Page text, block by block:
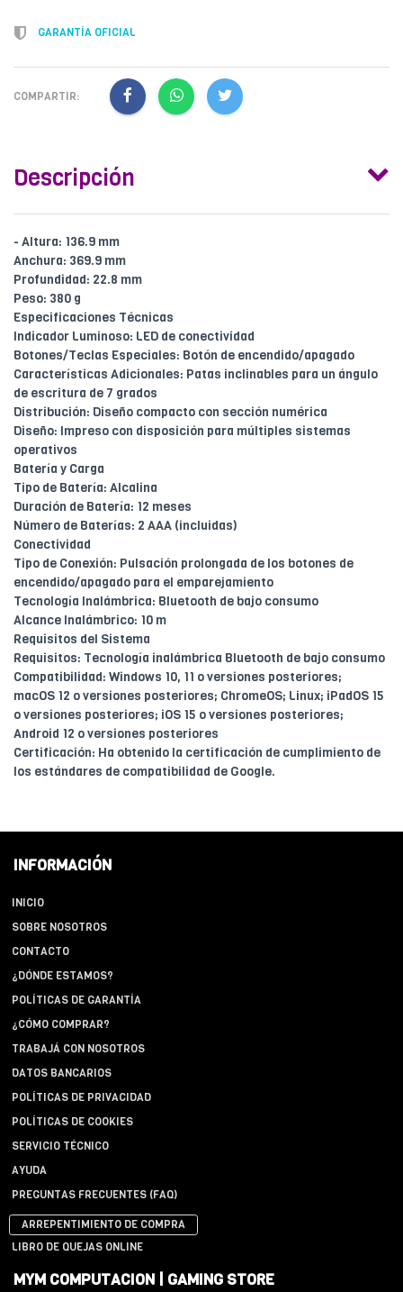
GARANTÍA OFICIAL
COMPARTIR:
Descripción
- Altura: 136.9 mm
Anchura: 369.9 mm
Profundidad: 22.8 mm
Peso: 380 g
Especificaciones Técnicas
Indicador Luminoso: LED de conectividad
Botones/Teclas Especiales: Botón de encendido/apagado
Características Adicionales: Patas inclinables para un ángulo
de escritura de 7 grados
Distribución: Diseño compacto con sección numérica
Diseño: Impreso con disposición para múltiples sistemas
operativos
Batería y Carga
Tipo de Batería: Alcalina
Duración de Batería: 12 meses
Número de Baterías: 2 AAA (incluidas)
Conectividad
Tipo de Conexión: Pulsación prolongada de los botones de
encendido/apagado para el emparejamiento
Tecnología Inalámbrica: Bluetooth de bajo consumo
Alcance Inalámbrico: 10 m
Requisitos del Sistema
Requisitos: Tecnología inalámbrica Bluetooth de bajo consumo
Compatibilidad: Windows 10, 11 o versiones posteriores;
macOS 12 o versiones posteriores; ChromeOS; Linux; iPadOS 15
o versiones posteriores; iOS 15 o versiones posteriores;
Android 12 o versiones posteriores
Certificación: Ha obtenido la certificación de cumplimiento de
los estándares de compatibilidad de Google.
INFORMACIÓN
INICIO
SOBRE NOSOTROS
CONTACTO
¿DÓNDE ESTAMOS?
POLÍTICAS DE GARANTÍA
¿CÓMO COMPRAR?
TRABAJÁ CON NOSOTROS
DATOS BANCARIOS
POLÍTICAS DE PRIVACIDAD
POLÍTICAS DE COOKIES
SERVICIO TÉCNICO
AYUDA
PREGUNTAS FRECUENTES (FAQ)
ARREPENTIMIENTO DE COMPRA
LIBRO DE QUEJAS ONLINE
MYM COMPUTACION | GAMING STORE